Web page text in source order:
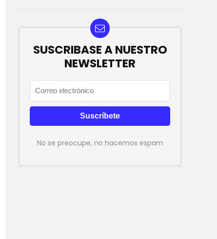
SUSCRIBASE A NUESTRO
NEWSLETTER
No se preocupe, no hacemos espam